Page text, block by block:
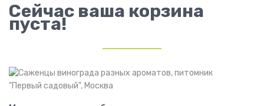
Сейчас ваша корзина
пуста!